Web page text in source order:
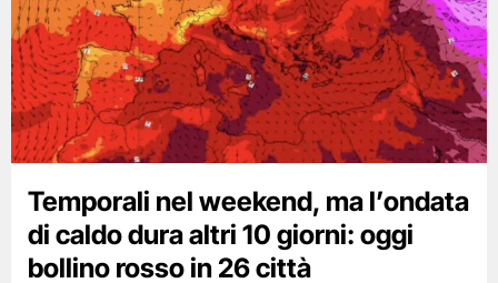
Temporali nel weekend, ma l’ondata
di caldo dura altri 10 giorni: oggi
bollino rosso in 26 città